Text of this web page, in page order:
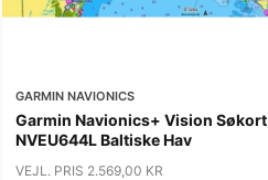
GARMIN NAVIONICS
Garmin Navionics+ Vision Søkort
NVEU644L Baltiske Hav
VEJL. PRIS 2.569,00 KR